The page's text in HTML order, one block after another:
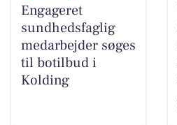
Engageret
sundhedsfaglig
medarbejder søges
til botilbud i
Kolding